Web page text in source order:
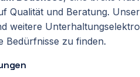
Qualität und Beratung.
weitere
Bedürfnisse zu finden.